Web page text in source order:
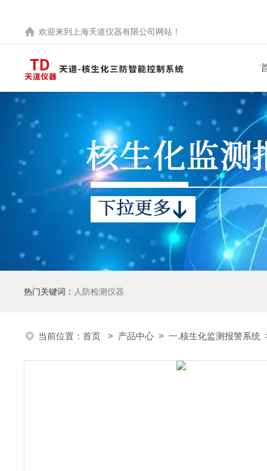
欢迎来到 上海天道仪器有限公司 网站！
热门关键词： 人防检测仪器
当前位置： 首页 > 产品中心 > 一.核生化监测报警系统